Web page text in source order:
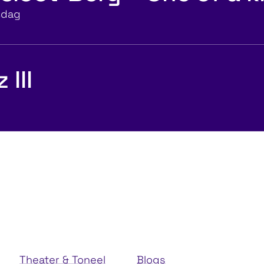
III
Theater & Toneel
Blogs